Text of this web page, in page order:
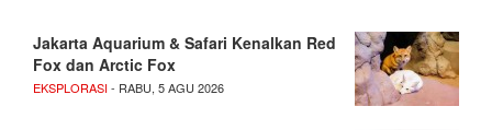
Jakarta Aquarium & Safari Kenalkan Red
Fox dan Arctic Fox
EKSPLORASI- RABU, 5 AGU 2026